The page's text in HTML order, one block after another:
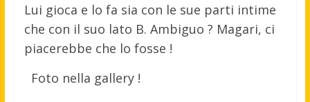
Lui gioca e lo fa sia con le sue parti intime
che con il suo lato B. Ambiguo ? Magari, ci
piacerebbe che lo fosse !
Foto nella gallery !